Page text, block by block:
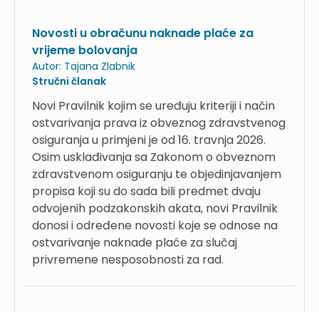
Novosti u obračunu naknade plaće za
vrijeme bolovanja
Autor: Tajana Zlabnik
Stručni članak
Novi Pravilnik kojim se uređuju kriteriji i način
ostvarivanja prava iz obveznog zdravstvenog
osiguranja u primjeni je od 16. travnja 2026.
Osim usklađivanja sa Zakonom o obveznom
zdravstvenom osiguranju te objedinjavanjem
propisa koji su do sada bili predmet dvaju
odvojenih podzakonskih akata, novi Pravilnik
donosi i određene novosti koje se odnose na
ostvarivanje naknade plaće za slučaj
privremene nesposobnosti za rad.